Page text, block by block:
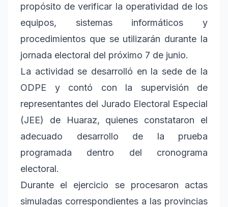
propósito de verificar la operatividad de los
equipos, sistemas informáticos y
procedimientos que se utilizarán durante la
jornada electoral del próximo 7 de junio.
La actividad se desarrolló en la sede de la
ODPE y contó con la supervisión de
representantes del Jurado Electoral Especial
(JEE) de Huaraz, quienes constataron el
adecuado desarrollo de la prueba
programada dentro del cronograma
electoral.
Durante el ejercicio se procesaron actas
simuladas correspondientes a las provincias